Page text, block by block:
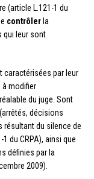
(article L.121-1 du
contrôler la
qui leur sont
caractérisées par leur
à modifier
du juge. Sont
décisions
du silence de
du CRPA), ainsi que
définies par la
2009).